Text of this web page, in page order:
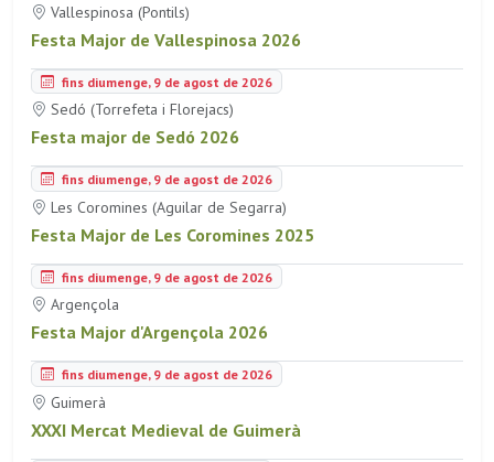
Vallespinosa (Pontils)
Festa Major de Vallespinosa 2026
fins diumenge, 9 de agost de 2026
Sedó (Torrefeta i Florejacs)
Festa major de Sedó 2026
fins diumenge, 9 de agost de 2026
Les Coromines (Aguilar de Segarra)
Festa Major de Les Coromines 2025
fins diumenge, 9 de agost de 2026
Argençola
Festa Major d'Argençola 2026
fins diumenge, 9 de agost de 2026
Guimerà
XXXI Mercat Medieval de Guimerà